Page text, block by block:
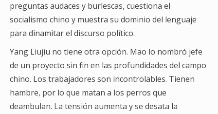
preguntas audaces y burlescas, cuestiona el
socialismo chino y muestra su dominio del lenguaje
para dinamitar el discurso político.
Yang Liujiu no tiene otra opción. Mao lo nombró jefe
de un proyecto sin fin en las profundidades del campo
chino. Los trabajadores son incontrolables. Tienen
hambre, por lo que matan a los perros que
deambulan. La tensión aumenta y se desata la